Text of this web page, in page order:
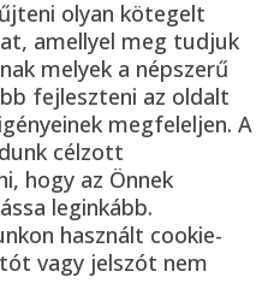
olyan kötegelt
amellyel meg tudjuk
melyek a népszerű
fejleszteni az oldalt
megfeleljen. A
célzott
hogy az Önnek
leginkább.
használt cookie-
vagy jelszót nem